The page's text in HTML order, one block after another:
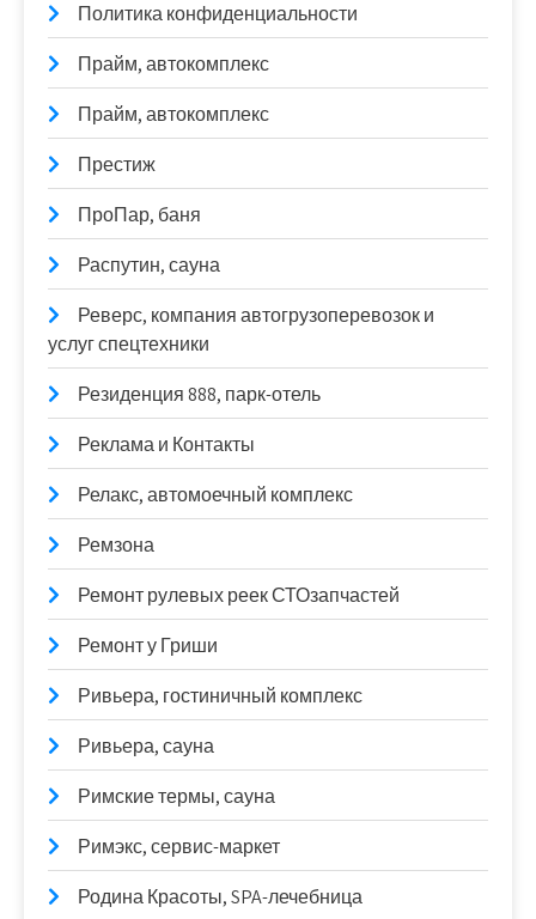
Политика конфиденциальности
Прайм, автокомплекс
Прайм, автокомплекс
Престиж
ПроПар, баня
Распутин, сауна
Реверс, компания автогрузоперевозок и
услуг спецтехники
Резиденция 888, парк-отель
Реклама и Контакты
Релакс, автомоечный комплекс
Ремзона
Ремонт рулевых реек СТОзапчастей
Ремонт у Гриши
Ривьера, гостиничный комплекс
Ривьера, сауна
Римские термы, сауна
Римэкс, сервис-маркет
Родина Красоты, SPA-лечебница